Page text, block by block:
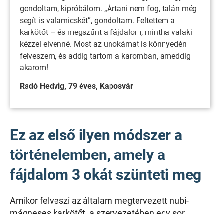
gondoltam, kipróbálom. „Ártani nem fog, talán még
segít is valamicskét”, gondoltam. Feltettem a
karkötőt – és megszűnt a fájdalom, mintha valaki
kézzel elvenné. Most az unokámat is könnyedén
felveszem, és addig tartom a karomban, ameddig
akarom!
Radó Hedvig, 79 éves, Kaposvár
Ez az első ilyen módszer a
történelemben, amely a
fájdalom 3 okát szünteti meg
Amikor felveszi az általam megtervezett nubi-